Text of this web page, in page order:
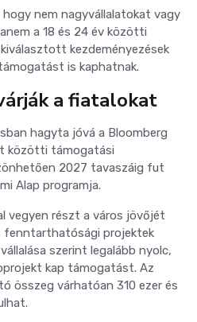
nem nagyvállalatokat vagy
a 18 és 24 év közötti
kezdeményezések
is kaphatnak.
a fiatalokat
hagyta jóvá a Bloomberg
közötti támogatási
2027 tavaszáig fut
Alap programja.
vegyen részt a város jövőjét
fenntarthatósági projektek
szerint legalább nyolc,
kap támogatást. Az
összeg várhatóan 310 ezer és